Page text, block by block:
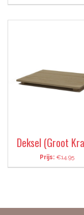
Deksel (Groot
Prijs: €14.95